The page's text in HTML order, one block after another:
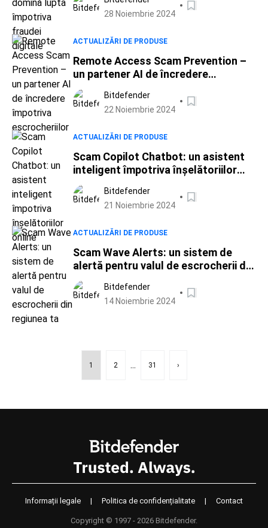
28 Noiembrie 2024
ACTUALIZĂRI DE PRODUSE
Remote Access Scam Prevention –
un partener AI de încredere
împotriva escrocheriilor
Bitdefender
22 Noiembrie 2024
ACTUALIZĂRI DE PRODUSE
Scam Copilot Chatbot: un asistent
inteligent împotriva înșelătoriilor
online
Bitdefender
21 Noiembrie 2024
ACTUALIZĂRI DE PRODUSE
Scam Wave Alerts: un sistem de
alertă pentru valul de escrocherii din
regiunea ta
Bitdefender
14 Noiembrie 2024
1 2 ... 31 ›
Informații legale | Politica de confidențialitate | Contact
Copyright © 1997 - 2026 Bitdefender.